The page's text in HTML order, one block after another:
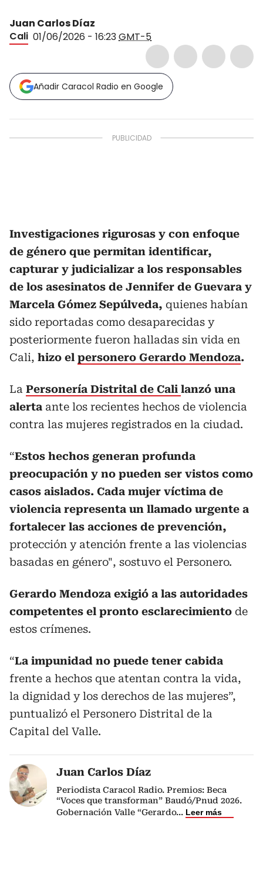
Juan Carlos Díaz
Cali 01/06/2026 - 16:23GMT-5
Añadir Caracol Radio en Google
Investigaciones rigurosas y con enfoque
de género que permitan identificar,
capturar y judicializar a los responsables
de los asesinatos de Jennifer de Guevara y
Marcela Gómez Sepúlveda, quienes habían
sido reportadas como desaparecidas y
posteriormente fueron halladas sin vida en
Cali, hizo el personero Gerardo Mendoza.
La Personería Distrital de Cali lanzó una
alerta ante los recientes hechos de violencia
contra las mujeres registrados en la ciudad.
“Estos hechos generan profunda
preocupación y no pueden ser vistos como
casos aislados. Cada mujer víctima de
violencia representa un llamado urgente a
fortalecer las acciones de prevención,
protección y atención frente a las violencias
basadas en género", sostuvo el Personero.
Gerardo Mendoza exigió a las autoridades
competentes el pronto esclarecimiento de
estos crímenes.
“La impunidad no puede tener cabida
frente a hechos que atentan contra la vida,
la dignidad y los derechos de las mujeres”,
puntualizó el Personero Distrital de la
Capital del Valle.
Juan Carlos Díaz
Periodista Caracol Radio. Premios: Beca
“Voces que transforman” Baudó/Pnud 2026.
Gobernación Valle “Gerardo... Leer más